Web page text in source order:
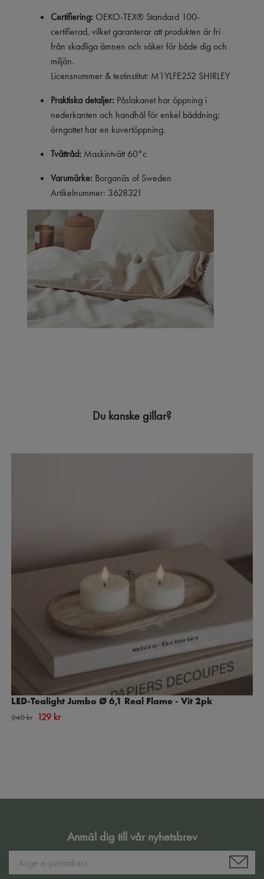
Certifiering: OEKO-TEX® Standard 100-
certifierad, vilket garanterar att produkten är fri
från skadliga ämnen och säker för både dig och
miljön.
Licensnummer & testinstitut: M1YLFE252 SHIRLEY
Praktiska detaljer: Påslakanet har öppning i
nederkanten och handhål för enkel bäddning;
örngottet har en kuvertöppning.
Tvättråd: Maskintvätt 60°c
Varumärke: Borganäs of Sweden
Artikelnummer: 3628321
LED-Tealight Jumbo Ø 6,1 Real Flame - Vit 2pk
240 kr 129 kr
Anmäl dig till vår nyhetsbrev